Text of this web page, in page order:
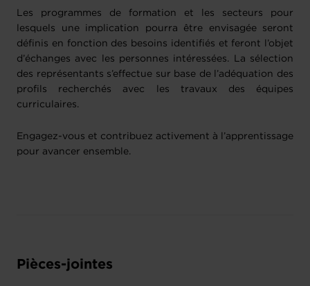
Les programmes de formation et les secteurs pour
lesquels une implication pourra être envisagée seront
définis en fonction des besoins identifiés et feront l’objet
d’échanges avec les personnes intéressées. La sélection
des représentants s’effectue sur base de l’adéquation des
profils recherchés avec les travaux des équipes
curriculaires.
Engagez-vous et contribuez activement à l’apprentissage
pour avancer ensemble.
Pièces-jointes